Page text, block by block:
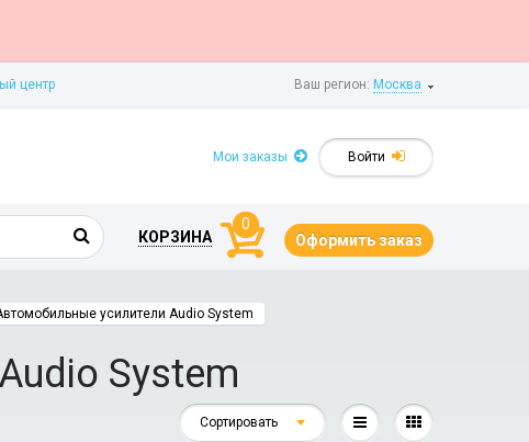
Ваш регион: Москва
центр
Войти
Мои заказы
КОРЗИНА
0
Оформить заказ
усилители Audio System
System
Сортировать